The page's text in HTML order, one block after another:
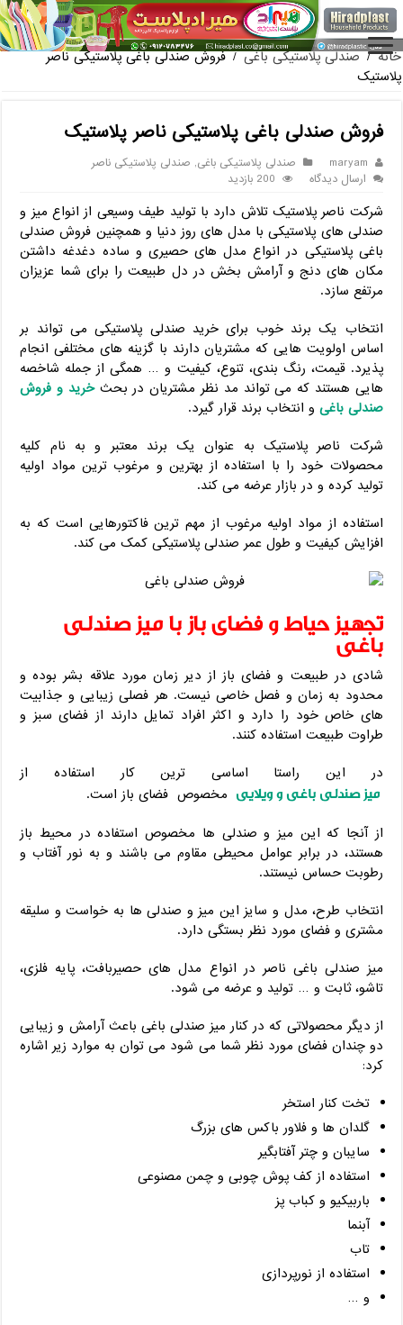
فروش گلدان پلاستیکی گلخان
خانه / صندلی پلاستیکی باغی / فروش صندلی باغی پلاستیکی ناصر
پلاستیک
فروش صندلی باغی پلاستیکی ناصر پلاستیک
maryam صندلی پلاستیکی باغی, صندلی پلاستیکی ناصر
ارسال دیدگاه
200 بازدید
شرکت ناصر پلاستیک تلاش دارد با تولید طیف وسیعی از انواع میز و
صندلی های پلاستیکی با مدل های روز دنیا و همچنین فروش صندلی
باغی پلاستیکی در انواع مدل های حصیری و ساده دغدغه داشتن
مکان های دنج و آرامش بخش در دل طبیعت را برای شما عزیزان
مرتفع سازد.
انتخاب یک برند خوب برای خرید صندلی پلاستیکی می تواند بر
اساس اولویت هایی که مشتریان دارند با گزینه های مختلفی انجام
پذیرد. قیمت، رنگ بندی، تنوع، کیفیت و … همگی از جمله شاخصه
هایی هستند که می تواند مد نظر مشتریان در بحثخرید و فروش
صندلی باغی و انتخاب برند قرار گیرد.
شرکت ناصر پلاستیک به عنوان یک برند معتبر و به نام کلیه
محصولات خود را با استفاده از بهترین و مرغوب ترین مواد اولیه
تولید کرده و در بازار عرضه می کند.
استفاده از مواد اولیه مرغوب از مهم ترین فاکتورهایی است که به
افزایش کیفیت و طول عمر صندلی پلاستیکی کمک می کند.
تجهیز حیاط و فضای باز با میز صندلی
باغی
شادی در طبیعت و فضای باز از دیر زمان مورد علاقه بشر بوده و
محدود به زمان و فصل خاصی نیست. هر فصلی زیبایی و جذابیت
های خاص خود را دارد و اکثر افراد تمایل دارند از فضای سبز و
طراوت طبیعت استفاده کنند.
در این راستا اساسی ترین کار استفاده از
میز صندلی باغی و ویلایی مخصوص فضای باز است.
از آنجا که این میز و صندلی ها مخصوص استفاده در محیط باز
هستند، در برابر عوامل محیطی مقاوم می باشند و به نور آفتاب و
رطوبت حساس نیستند.
انتخاب طرح، مدل و سایز این میز و صندلی ها به خواست و سلیقه
مشتری و فضای مورد نظر بستگی دارد.
میز صندلی باغی ناصر در انواع مدل های حصیربافت، پایه فلزی،
تاشو، ثابت و … تولید و عرضه می شود.
از دیگر محصولاتی که در کنار میز صندلی باغی باعث آرامش و زیبایی
دو چندان فضای مورد نظر شما می شود می توان به موارد زیر اشاره
کرد:
تخت کنار استخر
گلدان ها و فلاور باکس های بزرگ
سایبان و چتر آفتابگیر
استفاده از کف پوش چوبی و چمن مصنوعی
باربیکیو و کباب پز
آبنما
تاب
استفاده از نورپردازی
و …